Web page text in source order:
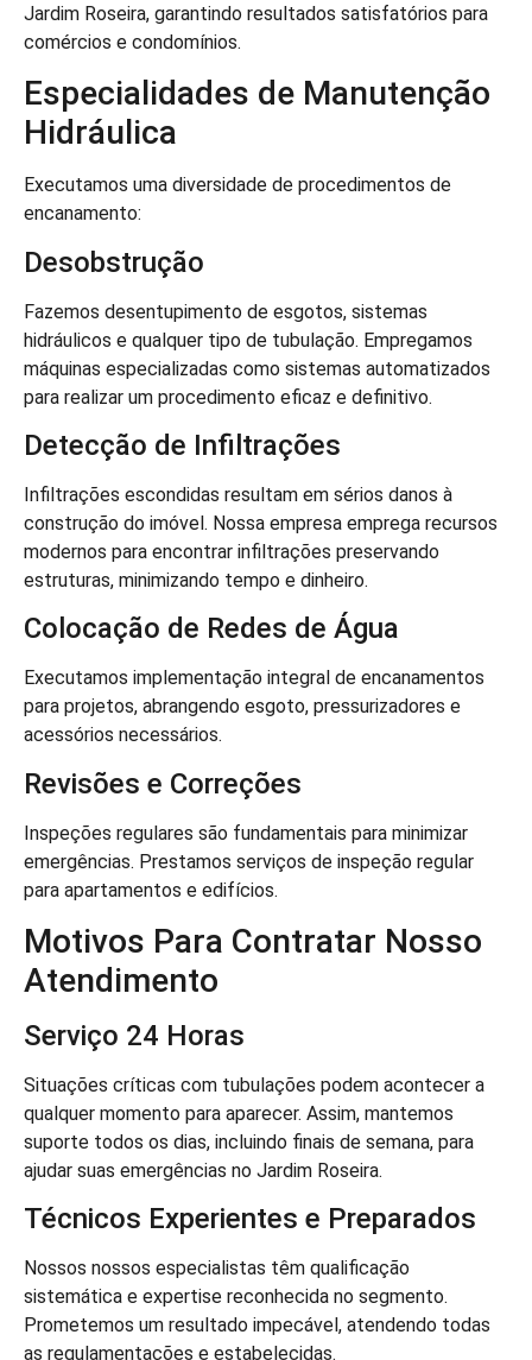
Jardim Roseira, garantindo resultados satisfatórios para
comércios e condomínios.
Especialidades de Manutenção
Hidráulica
Executamos uma diversidade de procedimentos de
encanamento:
Desobstrução
Fazemos desentupimento de esgotos, sistemas
hidráulicos e qualquer tipo de tubulação. Empregamos
máquinas especializadas como sistemas automatizados
para realizar um procedimento eficaz e definitivo.
Detecção de Infiltrações
Infiltrações escondidas resultam em sérios danos à
construção do imóvel. Nossa empresa emprega recursos
modernos para encontrar infiltrações preservando
estruturas, minimizando tempo e dinheiro.
Colocação de Redes de Água
Executamos implementação integral de encanamentos
para projetos, abrangendo esgoto, pressurizadores e
acessórios necessários.
Revisões e Correções
Inspeções regulares são fundamentais para minimizar
emergências. Prestamos serviços de inspeção regular
para apartamentos e edifícios.
Motivos Para Contratar Nosso
Atendimento
Serviço 24 Horas
Situações críticas com tubulações podem acontecer a
qualquer momento para aparecer. Assim, mantemos
suporte todos os dias, incluindo finais de semana, para
ajudar suas emergências no Jardim Roseira.
Técnicos Experientes e Preparados
Nossos nossos especialistas têm qualificação
sistemática e expertise reconhecida no segmento.
Prometemos um resultado impecável, atendendo todas
as regulamentações e estabelecidas.